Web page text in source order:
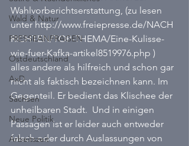
Wald & Natur
PRESSEANFRAGEN
Ostdeutschland
AxD
Sachsen
Neue Politik
Arbeitszeit
Wahlvorberichtserstattung, (zu lesen
unter http://www.freiepresse.de/NACH
RICHTEN/TOP-THEMA/Eine-Kulisse-
wie-fuer-Kafka-artikel8519976.php )
alles andere als hilfreich und schon gar
nicht als faktisch bezeichnen kann. Im
Gegenteil. Er bedient das Klischee der
unheilbaren Stadt.  Und in einigen
Passagen ist er leider auch entweder
falsch oder durch Auslassungen von